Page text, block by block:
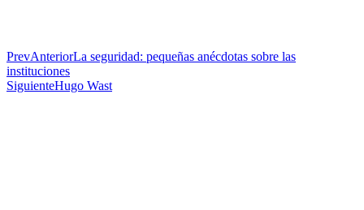
PrevAnteriorLa seguridad: pequeñas anécdotas sobre las
instituciones
SiguienteHugo Wast